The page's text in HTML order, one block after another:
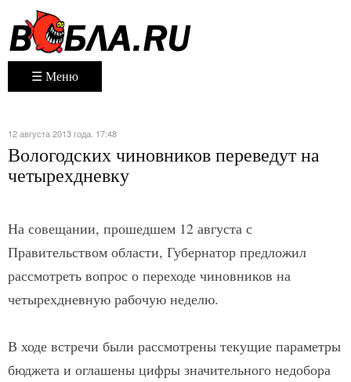
☰ Меню
12 августа 2013 года. 17:48
Вологодских чиновников переведут на
четырехдневку
На совещании, прошедшем 12 августа с
Правительством области, Губернатор предложил
рассмотреть вопрос о переходе чиновников на
четырехдневную рабочую неделю.
В ходе встречи были рассмотрены текущие параметры
бюджета и оглашены цифры значительного недобора